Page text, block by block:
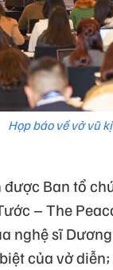
Họp báo về vở vũ
Ban tổ
– The
nghệ sĩ
của vở